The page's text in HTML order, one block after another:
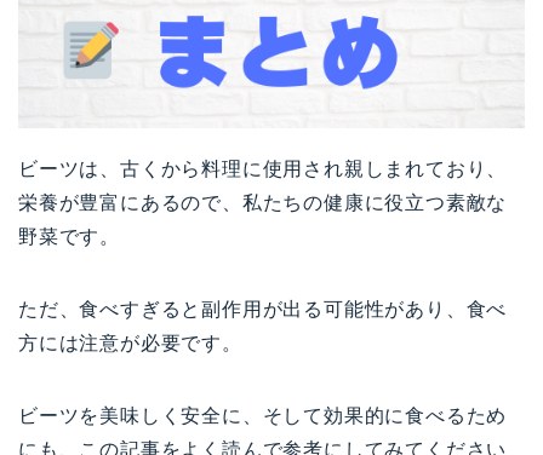
ビーツは、古くから料理に使用され親しまれており、
栄養が豊富にあるので、私たちの健康に役立つ素敵な
野菜です。
ただ、食べすぎると副作用が出る可能性があり、食べ
方には注意が必要です。
ビーツを美味しく安全に、そして効果的に食べるため
にも、この記事をよく読んで参考にしてみてください